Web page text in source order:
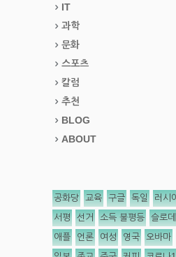
IT
과학
문화
스포츠
칼럼
추천
BLOG
ABOUT
공화당 교육 구글 독일 러시
서평 선거 소득 불평등 슬로
애플 언론 여성 영국 오바마